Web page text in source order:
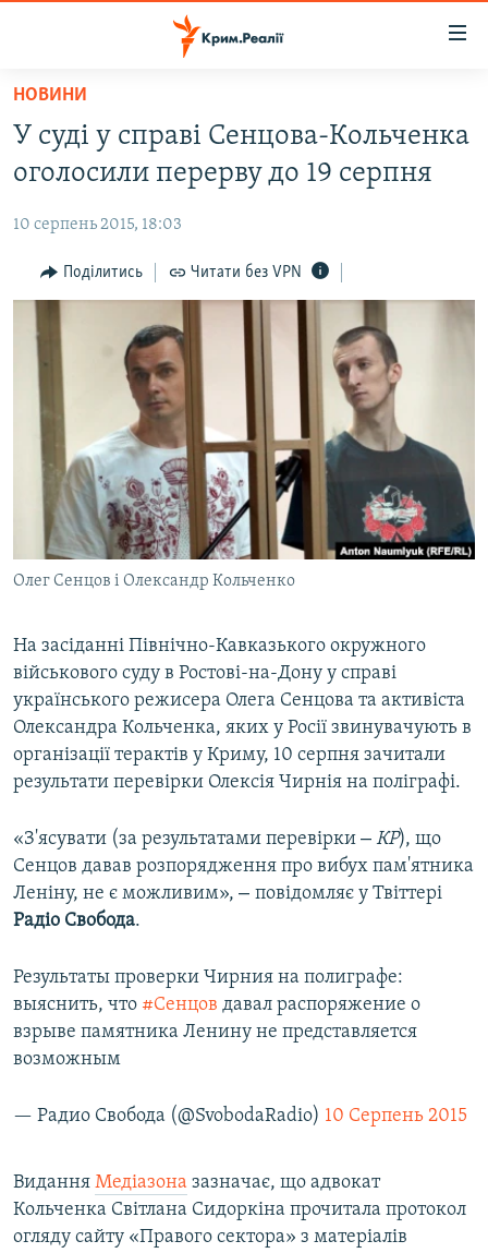
Перейти
основного
матеріалу
до
навігації
Перейти
пошуку
ВОДА.КРИМ
ПОЛІТИКА
БЛОГИ
ПОГЛЯД
ІНТЕРВ'Ю
ВСЕ ЗА ДЕНЬ
СПЕЦПРОЕКТИ
ДЕПОРТАЦІЯ
ВІДЕОУРОКИ «ELIFBE»
СВІДЧЕННЯ ОКУПАЦІЇ
УКРАЇНСЬКА ПРОБЛЕМА КРИМУ
ЯК ОБІЙТИ БЛОКУВАННЯ
Русский
Qırımtatar
Усі сайти RFE/RL
НОВИНИ
У суді у справі Сенцова-Кольченка
оголосили перерву до 19 серпня
10 серпень 2015, 18:03
Поділитись Читати без VPN
Олег Сенцов і Олександр Кольченко
На засіданні Північно-Кавказького окружного
військового суду в Ростові-на-Дону у справі
українського режисера Олега Сенцова та активіста
Олександра Кольченка, яких у Росії звинувачують в
організації терактів у Криму, 10 серпня зачитали
результати перевірки Олексія Чирнія на поліграфі.
«З'ясувати (за результатами перевірки – КР), що
Сенцов давав розпорядження про вибух пам'ятника
Леніну, не є можливим», – повідомляє у Твіттері
Радіо Свобода.
Результаты проверки Чирния на полиграфе:
выяснить, что #Сенцов давал распоряжение о
взрыве памятника Ленину не представляется
возможным
— Радио Свобода (@SvobodaRadio) 10 Серпень 2015
Видання Медіазона зазначає, що адвокат
Кольченка Світлана Сидоркіна прочитала протокол
огляду сайту «Правого сектора» з матеріалів